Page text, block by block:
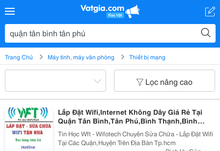
Trang Chủ Máy tính, máy văn phòng Thiết bị mạng
Lọc nâng cao
Lắp Đặt Wifi,Internet Không Dây Giá Rẻ Tại
Quận Tân Bình,Tân Phú,Bình Thạnh,Bình
Chánh,Hóc Môn,Thủ Đức
Tin Học Wft - Wifotech Chuyên Sửa Chữa - Lắp Đặt Wifi
Tại Các Quận,Huyện Trên Địa Bàn Tp.hcm